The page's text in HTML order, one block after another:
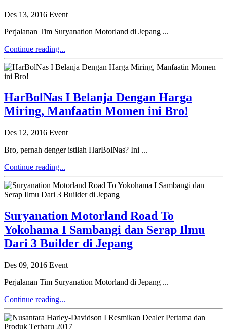
Des 13, 2016 Event
Perjalanan Tim Suryanation Motorland di Jepang ...
Continue reading...
HarBolNas I Belanja Dengan Harga
Miring, Manfaatin Momen ini Bro!
Des 12, 2016 Event
Bro, pernah denger istilah HarBolNas? Ini ...
Continue reading...
Suryanation Motorland Road To
Yokohama I Sambangi dan Serap Ilmu
Dari 3 Builder di Jepang
Des 09, 2016 Event
Perjalanan Tim Suryanation Motorland di Jepang ...
Continue reading...